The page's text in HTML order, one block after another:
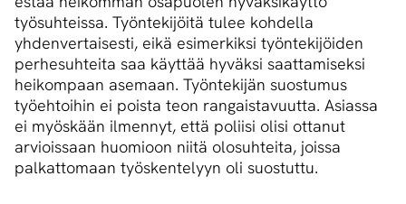
työsuhteissa. Työntekijöitä tulee kohdella
yhdenvertaisesti, eikä esimerkiksi työntekijöiden
perhesuhteita saa käyttää hyväksi saattamiseksi
heikompaan asemaan. Työntekijän suostumus
työehtoihin ei poista teon rangaistavuutta. Asiassa
ei myöskään ilmennyt, että poliisi olisi ottanut
arvioissaan huomioon niitä olosuhteita, joissa
palkattomaan työskentelyyn oli suostuttu.